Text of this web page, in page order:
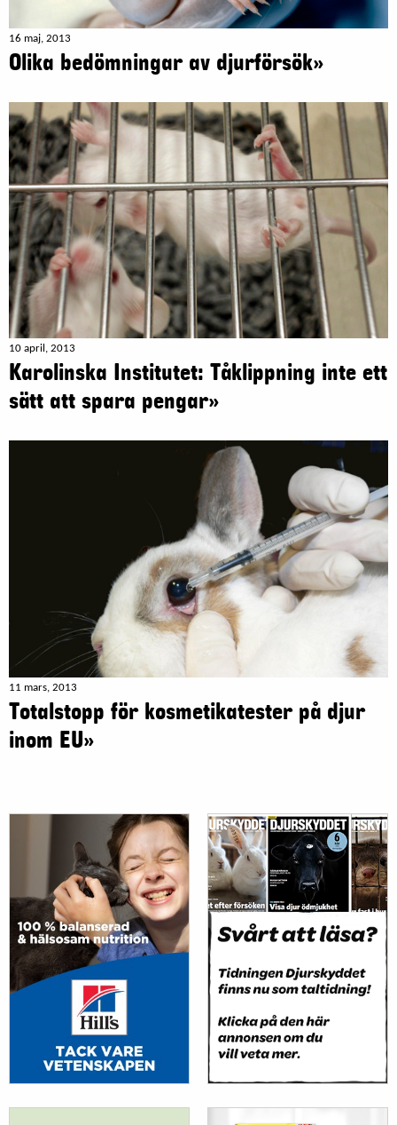
16 maj, 2013
Olika bedömningar av djurförsök»
10 april, 2013
Karolinska Institutet: Tåklippning inte ett
sätt att spara pengar»
11 mars, 2013
Totalstopp för kosmetikatester på djur
inom EU»